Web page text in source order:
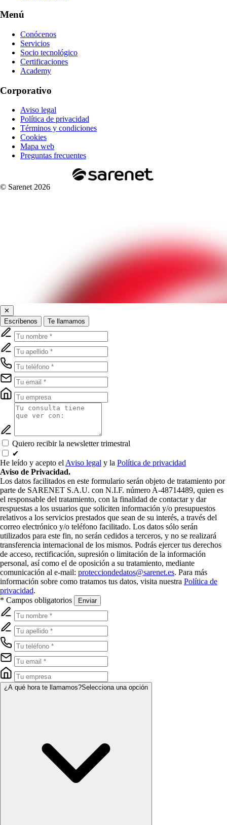
Menú
Conócenos
Servicios
Socio tecnológico
Certificaciones
Academy
Corporativo
Aviso legal
Política de privacidad
Términos y condiciones
Cookies
Mapa web
Preguntas frecuentes
© Sarenet 2026
✕
Escríbenos
Te llamamos
Quiero recibir la newsletter trimestral
✔
He leído y acepto elAviso legal y la Política de privacidad
Aviso de Privacidad.
Los datos facilitados en este formulario serán objeto de tratamiento por
parte de SARENET S.A.U. con N.I.F. número A-48714489, quien es
el responsable del tratamiento, con la finalidad de contactar y dar
respuestas a los usuarios que soliciten información y/o presupuestos
relativos a los servicios prestados que sean de su interés, a través del
correo electrónico y/o teléfono facilitado. Los datos sólo serán
utilizados para este fin, no serán cedidos a terceros, y no se realizará
transferencia internacional de los mismos. Podrás ejercer tus derechos
de acceso, rectificación, supresión o limitación de la información
personal, así como el de oposición a su tratamiento, mediante
comunicación al e-mail: protecciondedatos@sarenet.es. Para más
información sobre como tratamos tus datos, visita nuestra Política de
privacidad.
* Campos obligatorios
Enviar
¿A qué hora te llamamos?Selecciona una opción